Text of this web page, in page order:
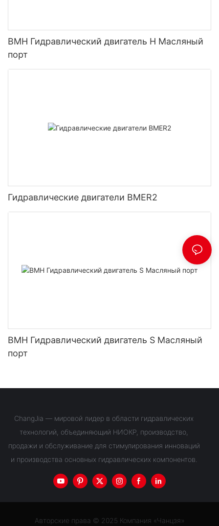
BMH Гидравлический двигатель H Масляный
порт
Гидравлические двигатели BMER2
BMH Гидравлический двигатель S Масляный
порт
ChangJia — мировой лидер в области гидравлических
технологий, объединяющий НИОКР, производство,
продажи и обслуживание для стимулирования инноваций
и производства основных гидравлических компонентов.
Авторские права © 2025 Компания «Чанцзя»